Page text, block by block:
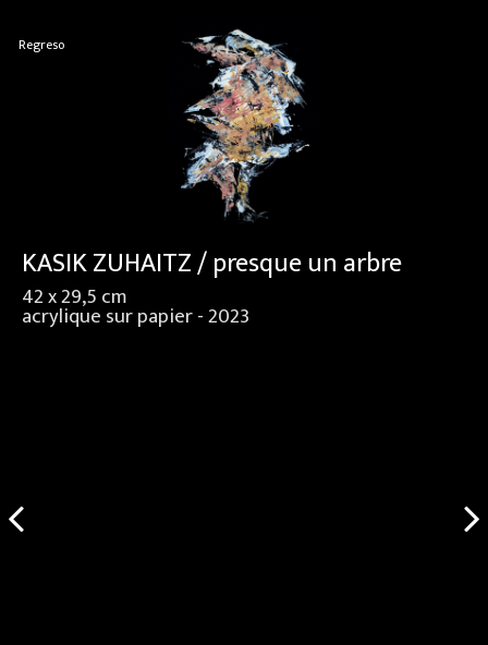
Regreso
KASIK ZUHAITZ / presque un arbre
42 x 29,5 cm
acrylique sur papier - 2023